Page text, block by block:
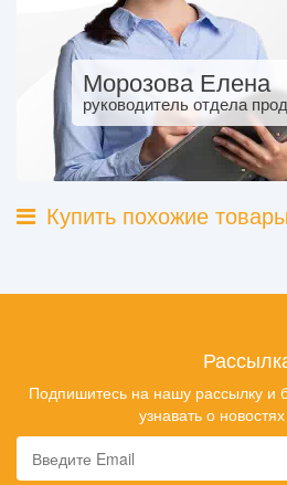
Морозова Елена
руководитель отдела
Купить похожие товары
Подпишитесь на нашу рассылку и
узнавать о